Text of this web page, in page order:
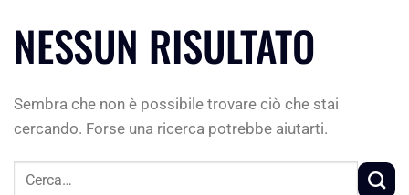
NESSUN RISULTATO
Sembra che non è possibile trovare ciò che stai
cercando. Forse una ricerca potrebbe aiutarti.